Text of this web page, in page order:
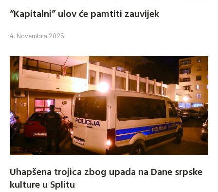
“Kapitalni” ulov će pamtiti zauvijek
4. Novembra 2025.
Uhapšena trojica zbog upada na Dane srpske
kulture u Splitu